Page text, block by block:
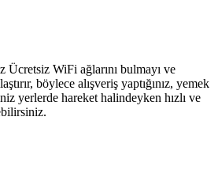
Ücretsiz WiFi ağlarını bulmayı ve
böylece alışveriş yaptığınız, yemek
yerlerde hareket halindeyken hızlı ve